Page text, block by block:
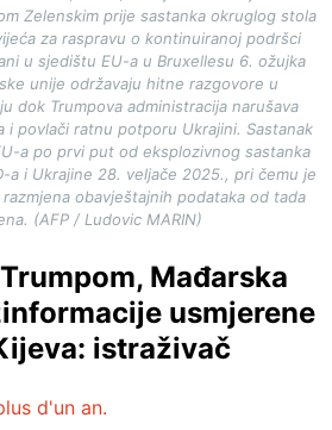
Zelenskim prije sastanka okruglog stola
za raspravu o kontinuiranoj podršci
u sjedištu EU-a u Bruxellesu 6. ožujka
unije održavaju hitne razgovore u
dok Trumpova administracija narušava
i povlači ratnu potporu Ukrajini. Sastanak
a po prvi put od eksplozivnog sastanka
a i Ukrajine 28. veljače 2025., pri čemu je
obavještajnih podataka od tada
(AFP / Ludovic MARIN)
Mađarska
usmjerene
istraživač
d'un an.